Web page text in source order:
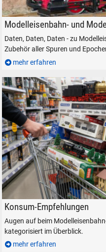
Modelleisenbahn Modellbahn
Modelleisenbahn- und
Daten, Daten, Daten - zu
Zubehör aller Spuren und
mehr erfahren
Modelleisenbahn kaufen
Konsum-Empfehlungen
Augen auf beim
kategorisiert im Überblick.
mehr erfahren